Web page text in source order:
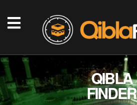
QIBLA
FINDER